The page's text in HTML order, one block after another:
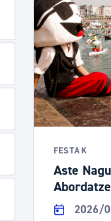
FESTAK
Aste
2026/